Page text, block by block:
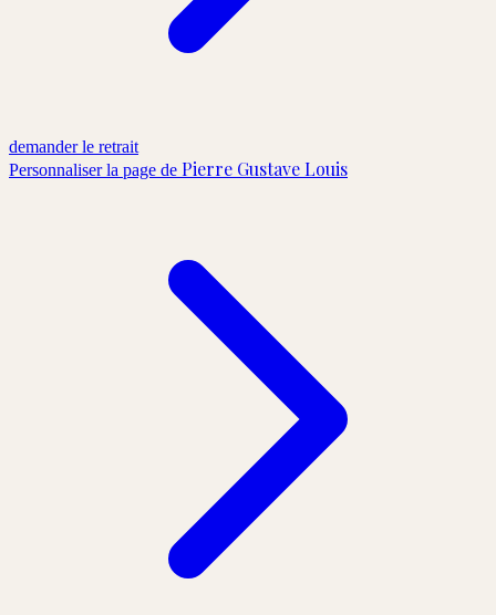
demander le retrait
Personnaliser la page de Pierre Gustave Louis